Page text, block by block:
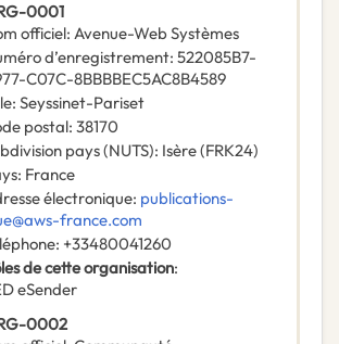
0001
officiel: Avenue-Web Systèmes
d’enregistrement: 522085B7-
C07C-8BBBBEC5AC8B4589
: Seyssinet-Pariset
postal: 38170
pays (NUTS): Isère(FRK24)
: France
électronique: publications-
france.com
: +33480041260
de cette organisation:
eSender
0002